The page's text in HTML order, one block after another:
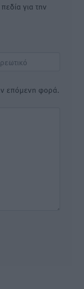
για την
επόμενη φορά.